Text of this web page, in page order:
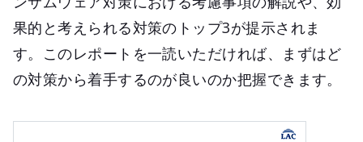
果的と考えられる対策のトップ3が提示されま
す。このレポートを一読いただければ、まずはど
の対策から着手するのが良いのか把握できます。